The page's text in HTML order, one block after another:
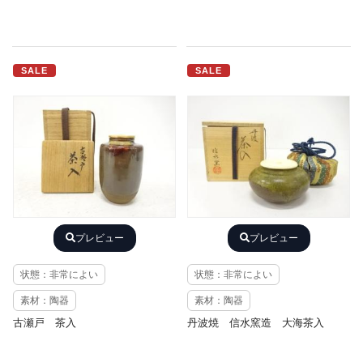
SALE
プレビュー
状態：非常によい
素材：陶器
古瀬戸 茶入
SALE
プレビュー
状態：非常によい
素材：陶器
丹波焼 信水窯造 大海茶入